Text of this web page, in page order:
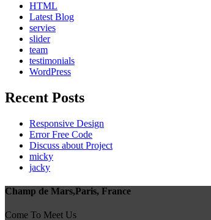
HTML
Latest Blog
servies
slider
team
testimonials
WordPress
Recent Posts
Responsive Design
Error Free Code
Discuss about Project
micky
jacky
Champ de Mars,Paris, France
Come To Meet Us